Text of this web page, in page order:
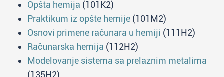
Opšta hemija (101K2)
Praktikum iz opšte hemije (101M2)
Osnovi primene računara u hemiji (111H2)
Računarska hemija (112H2)
Modelovanje sistema sa prelaznim metalima
(135H2)